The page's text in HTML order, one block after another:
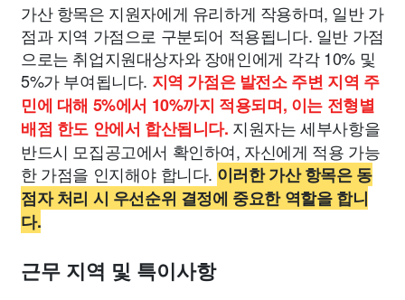
가산 항목은 지원자에게 유리하게 작용하며, 일반 가
점과 지역 가점으로 구분되어 적용됩니다. 일반 가점
으로는 취업지원대상자와 장애인에게 각각 10% 및
5%가 부여됩니다. 지역 가점은 발전소 주변 지역 주
민에 대해 5%에서 10%까지 적용되며, 이는 전형별
배점 한도 안에서 합산됩니다. 지원자는 세부사항을
반드시 모집공고에서 확인하여, 자신에게 적용 가능
한 가점을 인지해야 합니다. 이러한 가산 항목은 동
점자 처리 시 우선순위 결정에 중요한 역할을 합니
다.
근무 지역 및 특이사항